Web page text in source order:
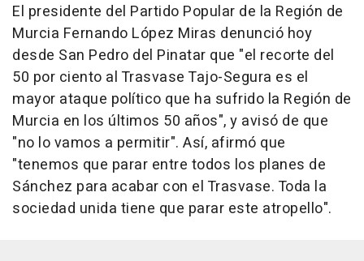
El presidente del Partido Popular de la Región de
Murcia Fernando López Miras denunció hoy
desde San Pedro del Pinatar que "el recorte del
50 por ciento al Trasvase Tajo-Segura es el
mayor ataque político que ha sufrido la Región de
Murcia en los últimos 50 años", y avisó de que
"no lo vamos a permitir". Así, afirmó que
"tenemos que parar entre todos los planes de
Sánchez para acabar con el Trasvase. Toda la
sociedad unida tiene que parar este atropello".